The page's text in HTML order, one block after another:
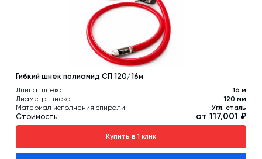
Гибкий шнек полиамид СП 120/16м
Длина шнека
16 м
Диаметр шнека
120 мм
Материал исполнения спирали
Угл. сталь
Стоимость: от 117,001 ₽
Купить в 1 клик